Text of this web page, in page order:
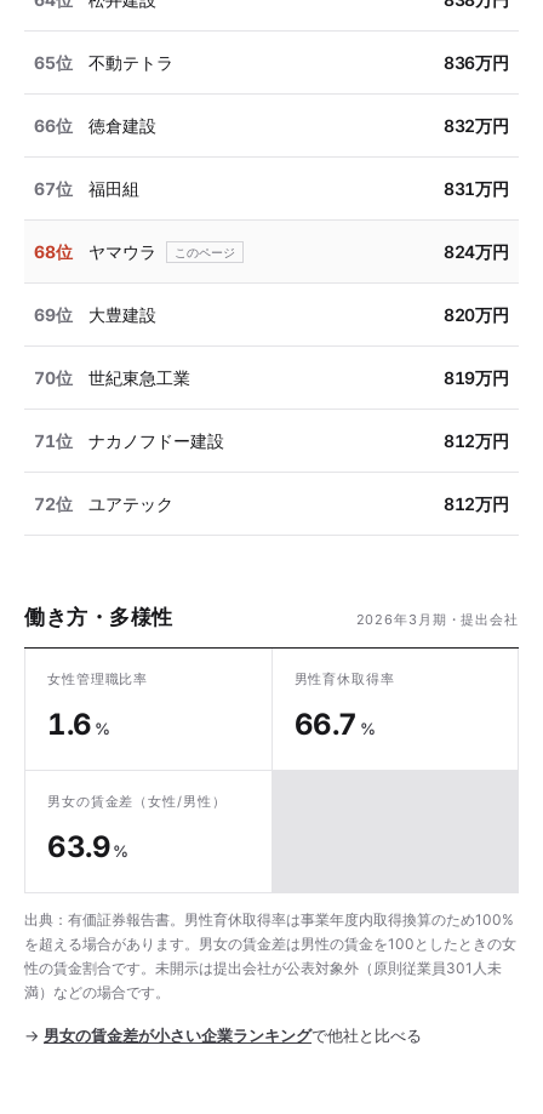
65位 不動テトラ 836万円
66位 徳倉建設 832万円
67位 福田組 831万円
68位 ヤマウラ 824万円
69位 大豊建設 820万円
70位 世紀東急工業 819万円
71位 ナカノフドー建設 812万円
72位 ユアテック 812万円
働き方・多様性 2026年3月期・提出会社
女性管理職比率
1.6 %
男性育休取得率
66.7 %
男女の賃金差 （女性/男性）
63.9%
出典：有価証券報告書。男性育休取得率は事業年度内取得換算のため100%
を超える場合があります。男女の賃金差は男性の賃金を100としたときの女
性の賃金割合です。未開示は提出会社が公表対象外（原則従業員301人未
満）などの場合です。
→ 男女の賃金差が小さい企業ランキングで他社と比べる